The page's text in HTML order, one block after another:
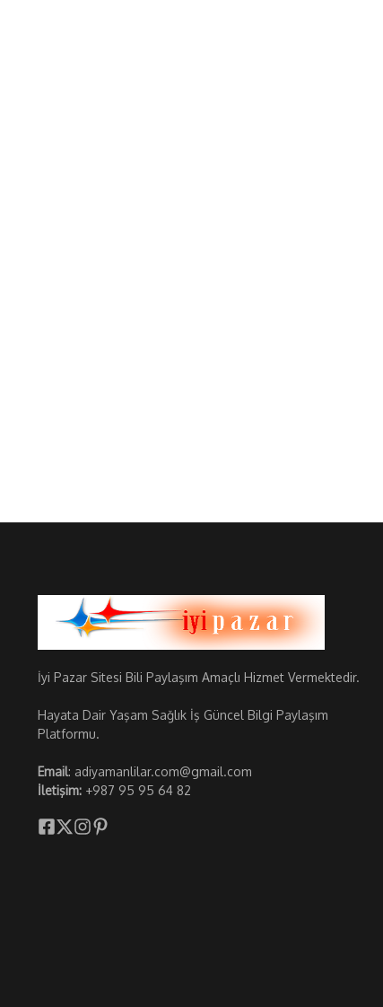
İyi Pazar Sitesi Bili Paylaşım Amaçlı Hizmet Vermektedir.
Hayata Dair Yaşam Sağlık İş Güncel Bilgi Paylaşım
Platformu.
Email: adiyamanlilar.com@gmail.com
İletişim: +987 95 95 64 82